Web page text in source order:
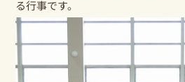
る行事です。